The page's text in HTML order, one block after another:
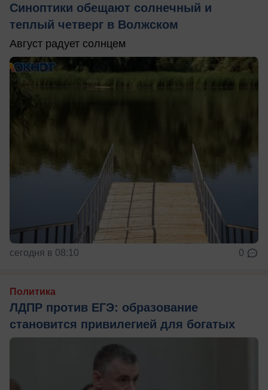
Синоптики обещают солнечный и
теплый четверг в Волжском
Август радует солнцем
сегодня в 08:10 0
Политика
ЛДПР против ЕГЭ: образование
становится привилегией для богатых